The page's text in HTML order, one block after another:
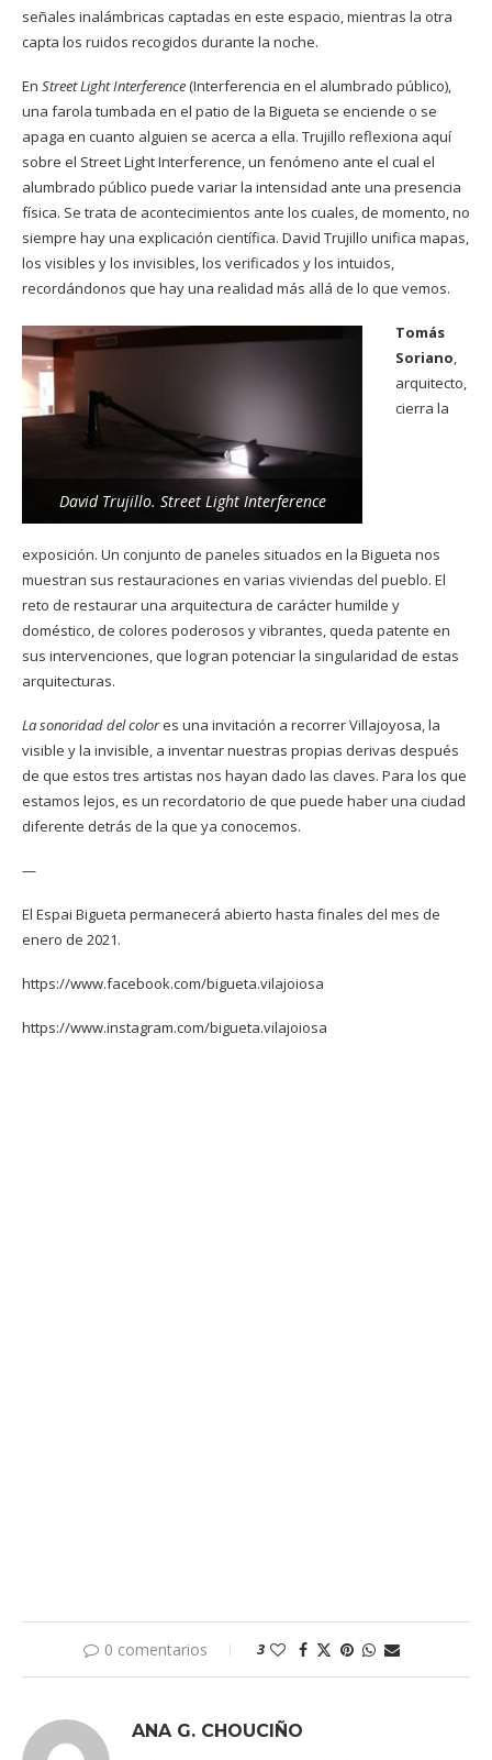
señales inalámbricas captadas en este espacio, mientras la otra
capta los ruidos recogidos durante la noche.
En Street Light Interference(Interferencia en el alumbrado público),
una farola tumbada en el patio de la Bigueta se enciende o se
apaga en cuanto alguien se acerca a ella. Trujillo reflexiona aquí
sobre el Street Light Interference, un fenómeno ante el cual el
alumbrado público puede variar la intensidad ante una presencia
física. Se trata de acontecimientos ante los cuales, de momento, no
siempre hay una explicación científica. David Trujillo unifica mapas,
los visibles y los invisibles, los verificados y los intuidos,
recordándonos que hay una realidad más allá de lo que vemos.
David Trujillo. Street Light Interference
Tomás
Soriano
arquitecto,
cierra la
exposición. Un conjunto de paneles situados en la Bigueta nos
muestran sus restauraciones en varias viviendas del pueblo. El
reto de restaurar una arquitectura de carácter humilde y
doméstico, de colores poderosos y vibrantes, queda patente en
sus intervenciones, que logran potenciar la singularidad de estas
arquitecturas.
La sonoridad del colores una invitación a recorrer Villajoyosa, la
visible y la invisible, a inventar nuestras propias derivas después
de que estos tres artistas nos hayan dado las claves. Para los que
estamos lejos, es un recordatorio de que puede haber una ciudad
diferente detrás de la que ya conocemos.
—
El Espai Bigueta permanecerá abierto hasta finales del mes de
enero de 2021.
https://www.facebook.com/bigueta.vilajoiosa
https://www.instagram.com/bigueta.vilajoiosa
0 comentarios 3
ANA G. CHOUCIÑO